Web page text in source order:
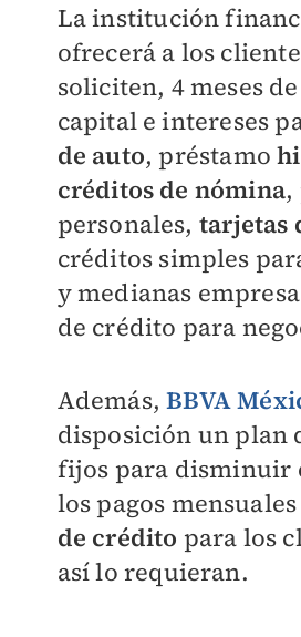
La institución
ofrecerá a los
soliciten, 4 meses
capital e intereses
de auto, préstamo
créditos de nómina,
personales, tarjetas
créditos simples
y medianas
de crédito para
Además,BBVA
disposición un plan
fijos para disminuir
los pagos
de crédito para los
así lo requieran.